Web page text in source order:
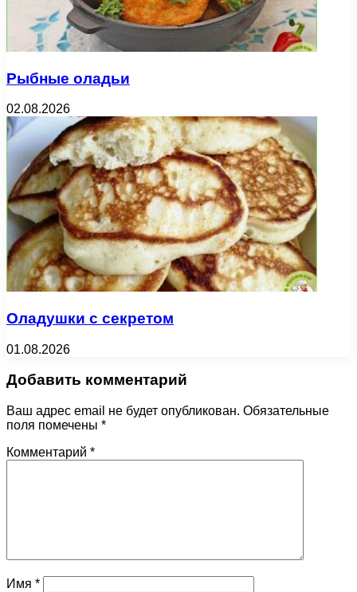
Рыбные оладьи
02.08.2026
Оладушки с секретом
01.08.2026
Добавить комментарий
Ваш адрес email не будет опубликован. Обязательные
поля помечены *
Комментарий *
Имя *